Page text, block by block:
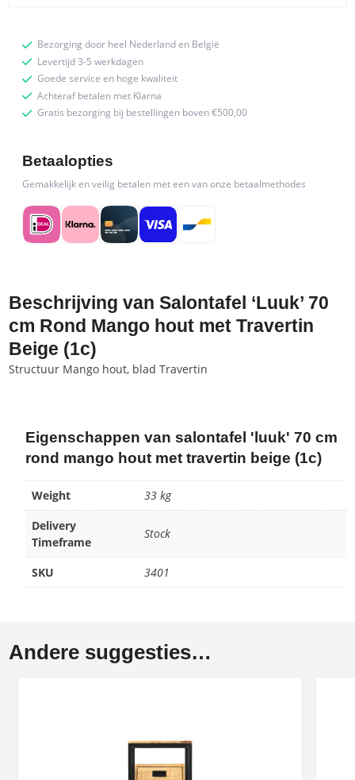
Beige
(1c)
quantity
Bezorging door heel Nederland en België
Levertijd 3-5 werkdagen
Goede service en hoge kwaliteit
Achteraf betalen met Klarna
Gratis bezorging bij bestellingen boven €500,00
Betaalopties
Gemakkelijk en veilig betalen met een van onze betaalmethodes
Beschrijving van Salontafel ‘Luuk’ 70
cm Rond Mango hout met Travertin
Beige (1c)
Structuur Mango hout, blad Travertin
Eigenschappen van salontafel 'luuk' 70 cm
rond mango hout met travertin beige (1c)
Weight
33 kg
Delivery
Timeframe
Stock
SKU 3401
Andere suggesties…